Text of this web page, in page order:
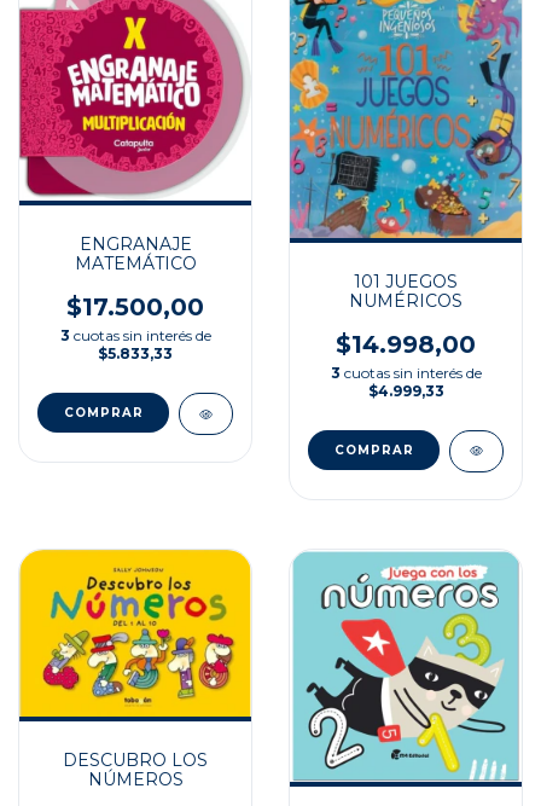
ENGRANAJE
MATEMÁTICO
$17.500,00
3 cuotas sin interés de
$5.833,33
101 JUEGOS
NUMÉRICOS
$14.998,00
3 cuotas sin interés de
$4.999,33
DESCUBRO LOS
NÚMEROS